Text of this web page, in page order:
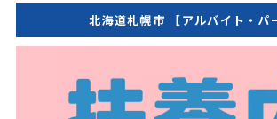
北海道札幌市 【アルバイト・パ